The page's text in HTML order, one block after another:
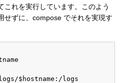
これを実行しています。このよう
せずに、compose でそれを実現す
$hostname:/logs